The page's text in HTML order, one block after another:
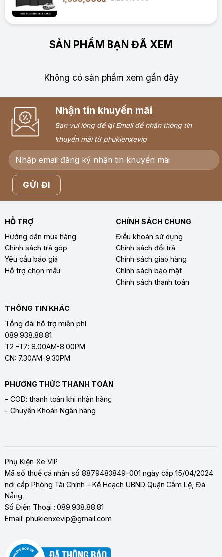
SẢN PHẨM BẠN ĐÃ XEM
Không có sản phẩm xem gần đây
Nhận tin khuyến mãi
Bạn vui lòng để lại Email để nhận thông tin
khuyến mãi từ phukienxevip
HỖ TRỢ
Hướng dẫn mua hàng
Chính sách trả góp
Yêu cầu báo giá
Hỗ trợ chọn mẫu
CHÍNH SÁCH CHUNG
Điều khoản sử dụng
Chính sách đổi trả
Chính sách giao hàng
Chính sách bảo mật
Chính sách thanh toán
THÔNG TIN KHÁC
Tổng đài hỗ trợ miễn phí
089.938.88.81
T2 -T7: 8.00AM-8.00PM
CN: 7.30AM-9.30PM
PHƯƠNG THỨC THANH TOÁN
- COD: thanh toán khi nhận hàng
- Chuyển Khoản Ngân hàng
Phụ Kiện Xe VIP
Mã số thuế cá nhân số 8879483849-001 ngày cấp 15/04/2024
nơi cấp Phòng Tài Chính - Kế Hoạch UBND Quận Cẩm Lệ, Đà
Nẵng
Số Điện Thoại : 089.938.88.81
Email: phukienxevip@gmail.com